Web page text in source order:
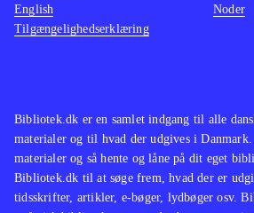
Bibliotek.dk er en samlet indgang til alle
materialer og til hvad der udgives i
materialer og så hente og låne på dit eget
Bibliotek.dk til at søge frem, hvad der er
tidsskrifter, artikler, e-bøger, lydbøger osv.
English
Tilgængelighedserklæring
Noder